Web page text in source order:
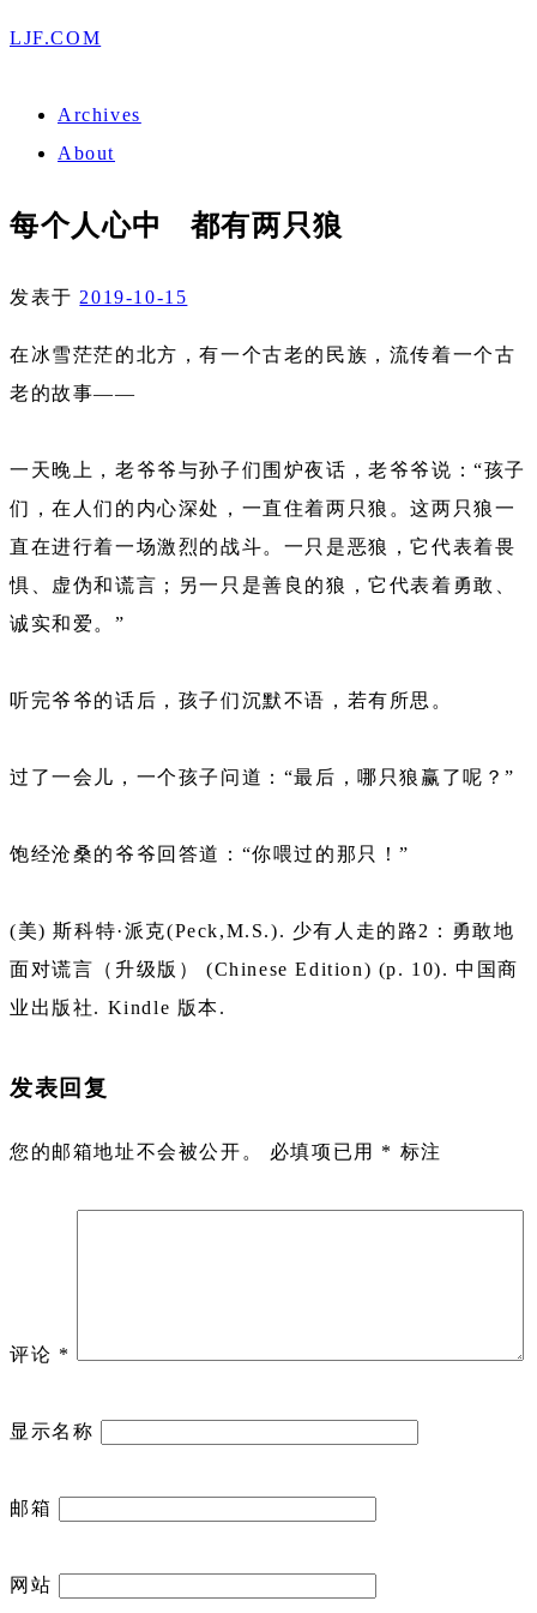
LJF.COM
Archives
About
每个人心中 都有两只狼
发表于 2019-10-15
在冰雪茫茫的北方，有一个古老的民族，流传着一个古
老的故事——
一天晚上，老爷爷与孙子们围炉夜话，老爷爷说：“孩子
们，在人们的内心深处，一直住着两只狼。这两只狼一
直在进行着一场激烈的战斗。一只是恶狼，它代表着畏
惧、虚伪和谎言；另一只是善良的狼，它代表着勇敢、
诚实和爱。”
听完爷爷的话后，孩子们沉默不语，若有所思。
过了一会儿，一个孩子问道：“最后，哪只狼赢了呢？”
饱经沧桑的爷爷回答道：“你喂过的那只！”
(美) 斯科特·派克(Peck,M.S.). 少有人走的路2：勇敢地
面对谎言（升级版） (Chinese Edition) (p. 10). 中国商
业出版社. Kindle 版本.
发表回复
您的邮箱地址不会被公开。 必填项已用 * 标注
评论 *
显示名称
邮箱
网站